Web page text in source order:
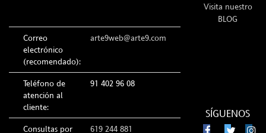
Correo
electrónico
(recomendado):
arte9web@arte9.com
Teléfono de
atención al
cliente:
91 402 96 08
Consultas por 619 244 881
Visita nuestro
BLOG
SÍGUENOS